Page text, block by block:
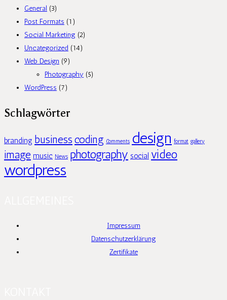
General (3)
Post Formats (1)
Social Marketing (2)
Uncategorized (14)
Web Design (9)
Photography (5)
WordPress (7)
Schlagwörter
branding business coding Comments design format gallery
image music News photography social video
wordpress
Impressum
Datenschutzerklärung
Zertifikate